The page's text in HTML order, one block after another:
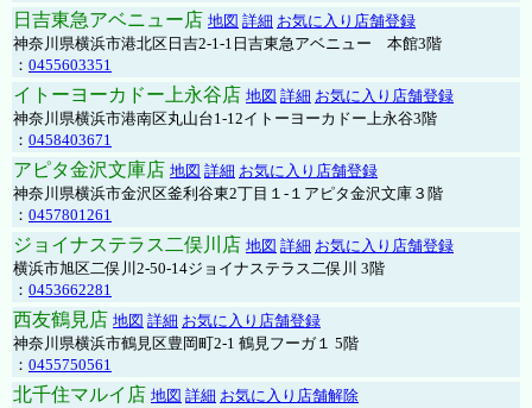
日吉東急アベニュー店 地図 詳細 お気に入り店舗登録
神奈川県横浜市港北区日吉2-1-1日吉東急アベニュー 本館3階
： 0455603351
イトーヨーカドー上永谷店 地図 詳細 お気に入り店舗登録
神奈川県横浜市港南区丸山台1-12イトーヨーカドー上永谷3階
： 0458403671
アピタ金沢文庫店 地図 詳細 お気に入り店舗登録
神奈川県横浜市金沢区釜利谷東2丁目１-１アピタ金沢文庫３階
： 0457801261
ジョイナステラス二俣川店 地図 詳細 お気に入り店舗登録
横浜市旭区二俣川2-50-14ジョイナステラス二俣川 3階
： 0453662281
西友鶴見店 地図 詳細 お気に入り店舗登録
神奈川県横浜市鶴見区豊岡町2-1 鶴見フーガ１ 5階
： 0455750561
北千住マルイ店 地図 詳細 お気に入り店舗解除